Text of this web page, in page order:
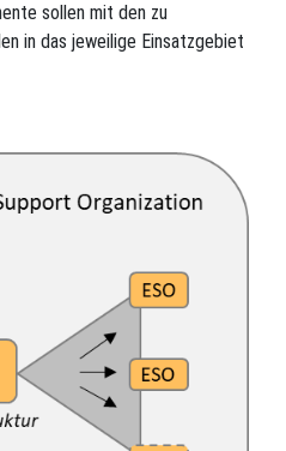
sollen mit den zu
in das jeweilige Einsatzgebiet